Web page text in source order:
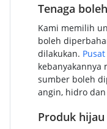
Tenaga
Kami memilih
boleh
dilakukan.
kebanyakannya
sumber boleh
angin, hidro
Produk hijau